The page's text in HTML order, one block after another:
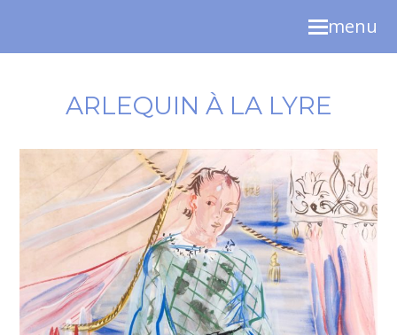
menu
ARLEQUIN À LA LYRE